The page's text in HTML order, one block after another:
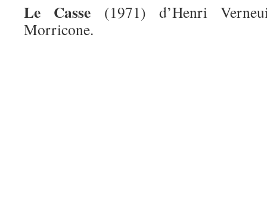
Le Casse (1971) d’Henri
Morricone.